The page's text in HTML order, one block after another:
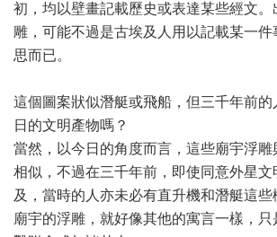
初，均以壁畫記載歷史或表達某些經文
雕，可能不過是古埃及人用以記載某一
思而已。
這個圖案狀似潛艇或飛船，但三千年前的
日的文明產物嗎？
當然，以今日的角度而言，這些廟宇浮雕
相似，不過在三千年前，即使同意外星
及，當時的人亦未必有直升機和潛艇這些
廟宇的浮雕，就好像其他的寓言一樣，